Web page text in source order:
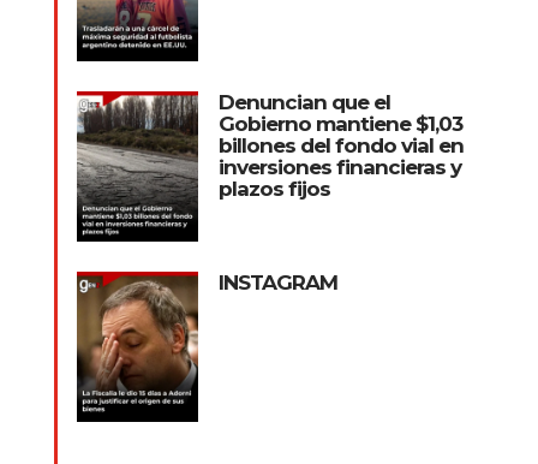
Denuncian que el
Gobierno mantiene $1,03
billones del fondo vial en
inversiones financieras y
plazos fijos
INSTAGRAM